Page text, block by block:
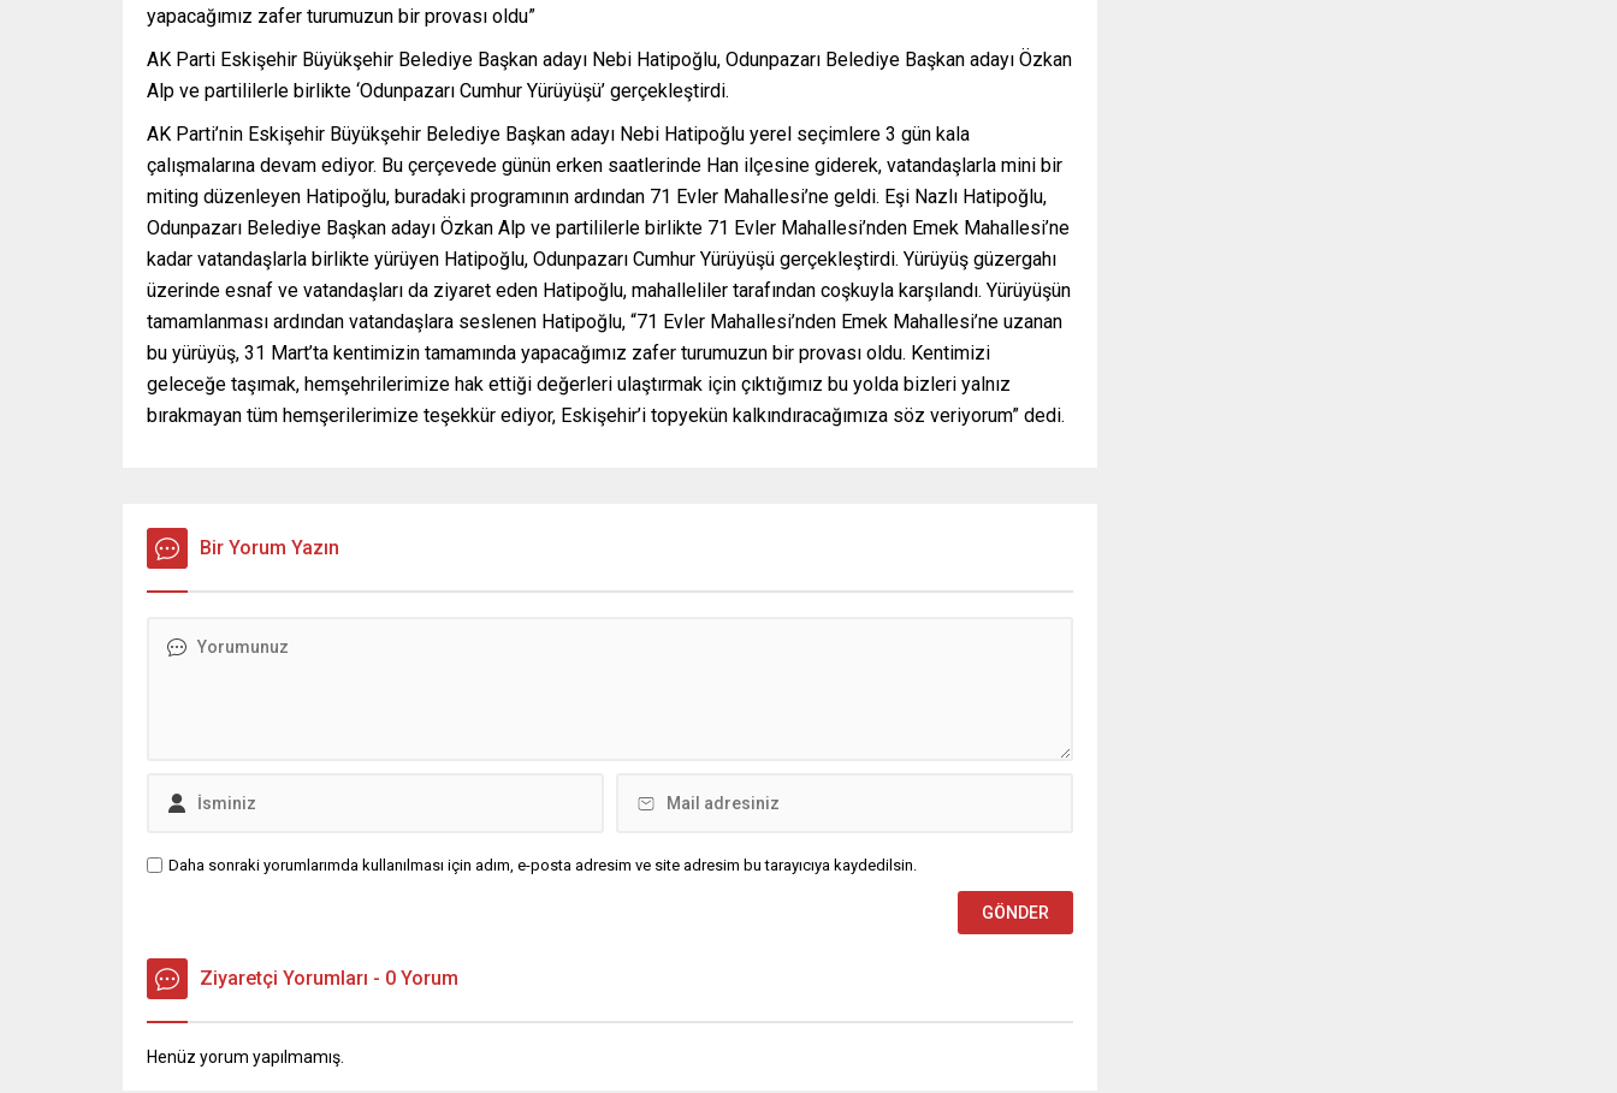
yapacağımız zafer turumuzun bir provası oldu”
AK Parti Eskişehir Büyükşehir Belediye Başkan adayı Nebi Hatipoğlu, Odunpazarı Belediye Başkan adayı Özkan
Alp ve partililerle birlikte ‘Odunpazarı Cumhur Yürüyüşü’ gerçekleştirdi.
AK Parti’nin Eskişehir Büyükşehir Belediye Başkan adayı Nebi Hatipoğlu yerel seçimlere 3 gün kala
çalışmalarına devam ediyor. Bu çerçevede günün erken saatlerinde Han ilçesine giderek, vatandaşlarla mini bir
miting düzenleyen Hatipoğlu, buradaki programının ardından 71 Evler Mahallesi’ne geldi. Eşi Nazlı Hatipoğlu,
Odunpazarı Belediye Başkan adayı Özkan Alp ve partililerle birlikte 71 Evler Mahallesi’nden Emek Mahallesi’ne
kadar vatandaşlarla birlikte yürüyen Hatipoğlu, Odunpazarı Cumhur Yürüyüşü gerçekleştirdi. Yürüyüş güzergahı
üzerinde esnaf ve vatandaşları da ziyaret eden Hatipoğlu, mahalleliler tarafından coşkuyla karşılandı. Yürüyüşün
tamamlanması ardından vatandaşlara seslenen Hatipoğlu, “71 Evler Mahallesi’nden Emek Mahallesi’ne uzanan
bu yürüyüş, 31 Mart’ta kentimizin tamamında yapacağımız zafer turumuzun bir provası oldu. Kentimizi
geleceğe taşımak, hemşehrilerimize hak ettiği değerleri ulaştırmak için çıktığımız bu yolda bizleri yalnız
bırakmayan tüm hemşerilerimize teşekkür ediyor, Eskişehir’i topyekün kalkındıracağımıza söz veriyorum” dedi.
Bir Yorum Yazın
Daha sonraki yorumlarımda kullanılması için adım, e-posta adresim ve site adresim bu tarayıcıya kaydedilsin.
Ziyaretçi Yorumları - 0 Yorum
Henüz yorum yapılmamış.